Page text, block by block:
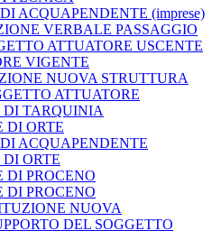
ACQUAPENDENTE (imprese)
VERBALE PASSAGGIO
ATTUATORE USCENTE
VIGENTE
NUOVA STRUTTURA
ATTUATORE
DI TARQUINIA
DI ORTE
ACQUAPENDENTE
DI ORTE
DI PROCENO
DI PROCENO
NUOVA
DEL SOGGETTO